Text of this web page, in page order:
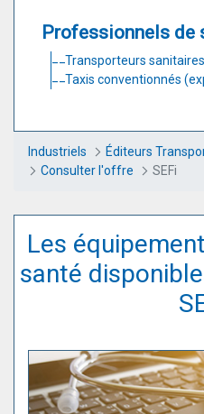
Professionnels de
Transporteurs sanitaires
Taxis conventionnés
Industriels
Éditeurs
Consulter l'offre
SEFi
Les
santé